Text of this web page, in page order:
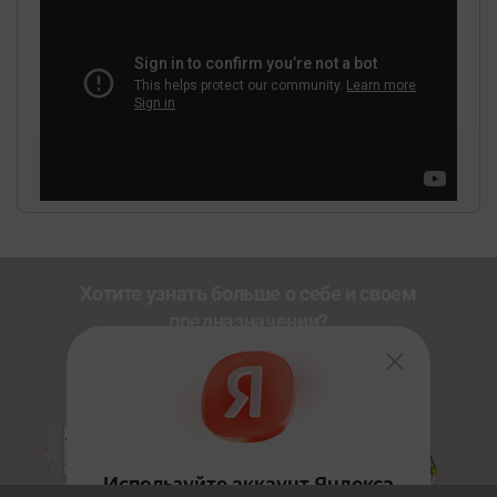
Познакомьтесь с другими нашими сервисами со
по промокоду